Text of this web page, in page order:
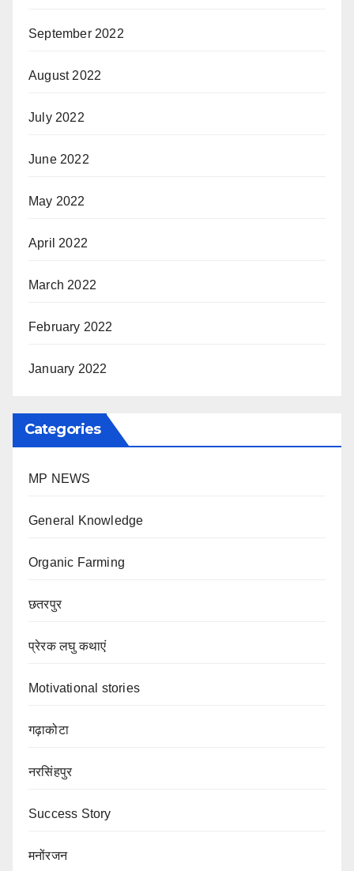
September 2022
August 2022
July 2022
June 2022
May 2022
April 2022
March 2022
February 2022
January 2022
Categories
MP NEWS
General Knowledge
Organic Farming
छतरपुर
प्रेरक लघु कथाएं
Motivational stories
गढ़ाकोटा
नरसिंहपुर
Success Story
मनोंरजन